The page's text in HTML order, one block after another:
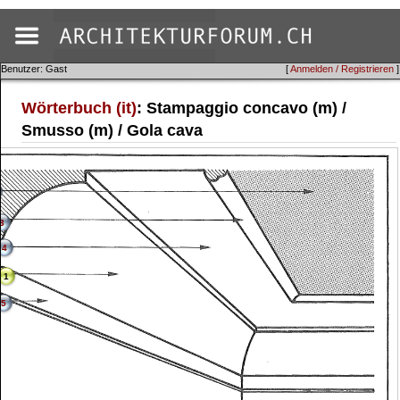
[Anmelden / Registrieren ]
Benutzer: Gast
Wörterbuch (it): Stampaggio concavo (m) /
Smusso (m) / Gola cava
1
4
5